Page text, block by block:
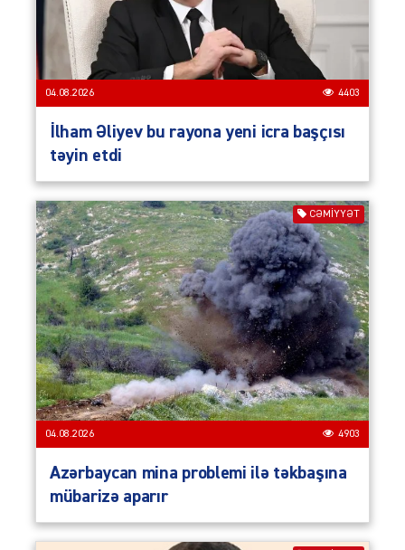
04.08.2026 4403
İlham Əliyev bu rayona yeni icra başçısı
təyin etdi
CƏMIYYƏT
04.08.2026 4903
Azərbaycan mina problemi ilə təkbaşına
mübarizə aparır